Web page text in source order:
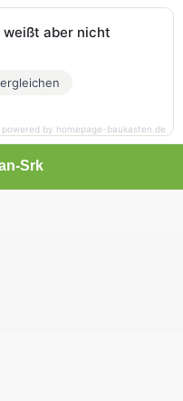
Srk
weißt aber nicht
powered by homepage-baukasten.de